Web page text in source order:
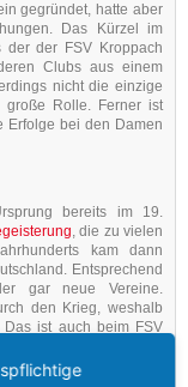
gegründet, hatte aber
Das Kürzel im
der der FSV Kroppach
Clubs aus einem
nicht die einzige
große Rolle. Ferner ist
Erfolge bei den Damen
bereits im 19.
, die zu vielen
kam dann
Entsprechend
gar neue Vereine.
den Krieg, weshalb
ist auch beim FSV
der Aktivitäten,